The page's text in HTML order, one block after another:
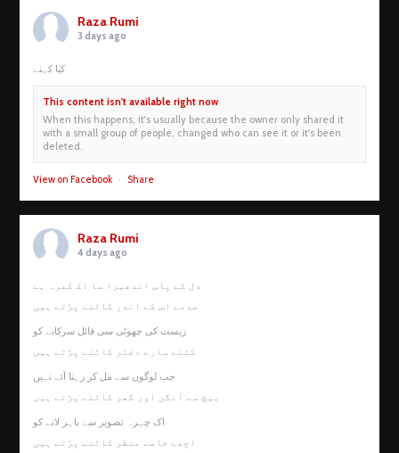
Raza Rumi
3 days ago
کیا کہنے
This content isn't available right now
When this happens, it's usually because the owner only shared it
with a small group of people, changed who can see it or it's been
deleted.
View on Facebook · Share
Raza Rumi
4 days ago
دل کے پاس اندھیرا سا اک کمرہ ہے
صدمے اس کے اندر کاٹنے پڑتے ہیں
زیست کی چھوٹی سی فائل سرکانے کو
کتنے سارے دفتر کاٹنے پڑتے ہیں
جب لوگوں سے مل کر رہنا آئے نہیں
بیچ سے آنگن اور گھر کاٹنے پڑتے ہیں
اک چہرہ تصویر سے باہر لانے کو
اچھے خاصے منظر کاٹنے پڑتے ہیں